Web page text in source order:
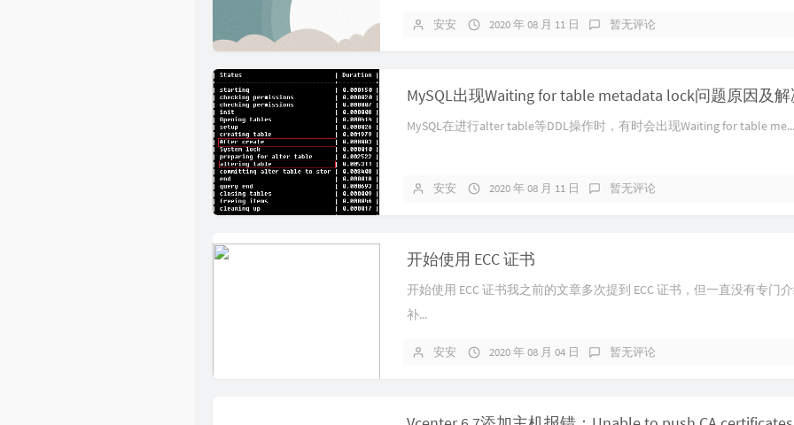
安安 2020 年 08 月 11 日 暂无评论
MySQL出现Waiting for table metadata lock问题原因及
MySQL在进行alter table等DDL操作时，有时会出现Waiting for table
安安 2020 年 08 月 11 日 暂无评论
开始使用 ECC 证书
开始使用 ECC 证书我之前的文章多次提到 ECC 证书，但一直没有专门
补...
安安 2020 年 08 月 04 日 暂无评论